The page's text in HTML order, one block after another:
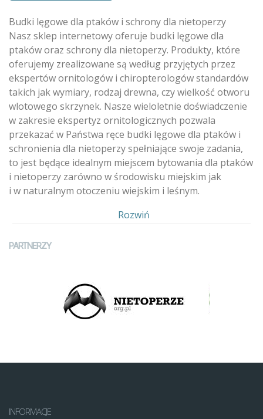
Budki lęgowe dla ptaków i schrony dla nietoperzy
Nasz sklep internetowy oferuje budki lęgowe dla
ptaków oraz schrony dla nietoperzy. Produkty, które
oferujemy zrealizowane są według przyjętych przez
ekspertów ornitologów i chiropterologów standardów
takich jak wymiary, rodzaj drewna, czy wielkość otworu
wlotowego skrzynek. Nasze wieloletnie doświadczenie
w zakresie ekspertyz ornitologicznych pozwala
przekazać w Państwa ręce budki lęgowe dla ptaków i
schronienia dla nietoperzy spełniające swoje zadania,
to jest będące idealnym miejscem bytowania dla ptaków
i nietoperzy zarówno w środowisku miejskim jak
i w naturalnym otoczeniu wiejskim i leśnym.
Pokaż
Rozwiń
PARTNERZY
INFORMACJE